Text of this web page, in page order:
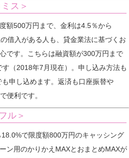
ス＞
額500万円まで、金利は4.5％から
借入がある人も、貸金業法に基づくお
です。こちらは融資額が300万円まで
（2018年7月現在）。申し込み方法も
申し込めます。返済も口座振替や
便利です。
ル＞
で限度額800万円のキャッシング
ン用のかりかえMAXとおまとめMAXが